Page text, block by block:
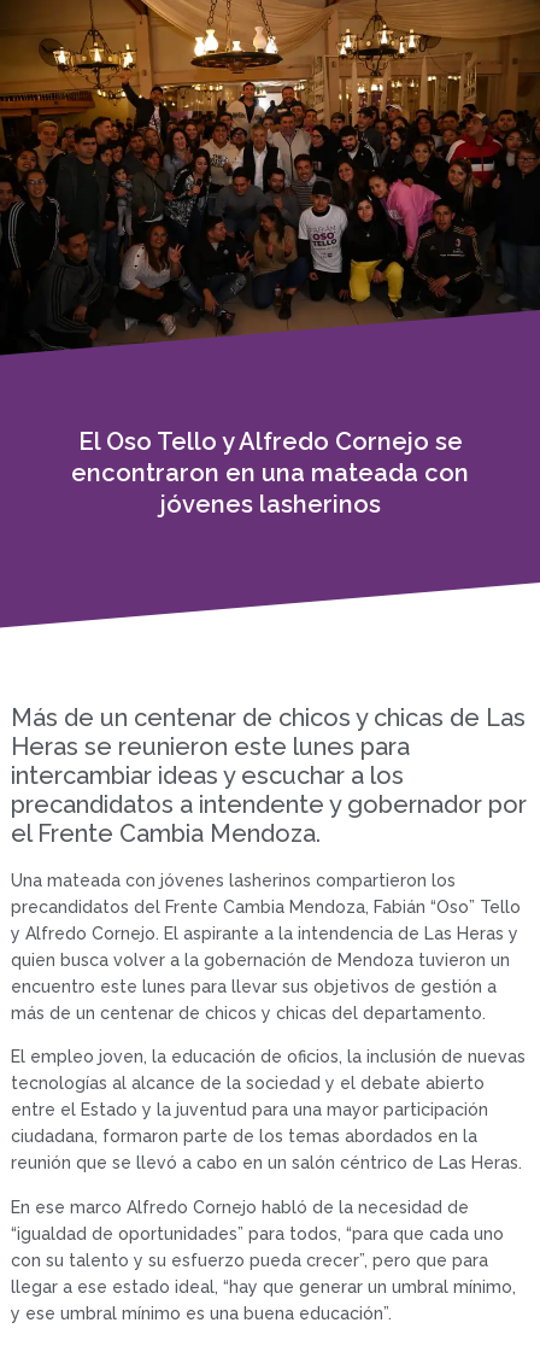
El Oso Tello y Alfredo Cornejo se
encontraron en una mateada con
jóvenes lasherinos
Más de un centenar de chicos y chicas de Las
Heras se reunieron este lunes para
intercambiar ideas y escuchar a los
precandidatos a intendente y gobernador por
el Frente Cambia Mendoza.
Una mateada con jóvenes lasherinos compartieron los
precandidatos del Frente Cambia Mendoza, Fabián “Oso” Tello
y Alfredo Cornejo. El aspirante a la intendencia de Las Heras y
quien busca volver a la gobernación de Mendoza tuvieron un
encuentro este lunes para llevar sus objetivos de gestión a
más de un centenar de chicos y chicas del departamento.
El empleo joven, la educación de oficios, la inclusión de nuevas
tecnologías al alcance de la sociedad y el debate abierto
entre el Estado y la juventud para una mayor participación
ciudadana, formaron parte de los temas abordados en la
reunión que se llevó a cabo en un salón céntrico de Las Heras.
En ese marco Alfredo Cornejo habló de la necesidad de
“igualdad de oportunidades” para todos, “para que cada uno
con su talento y su esfuerzo pueda crecer”, pero que para
llegar a ese estado ideal, “hay que generar un umbral mínimo,
y ese umbral mínimo es una buena educación”.